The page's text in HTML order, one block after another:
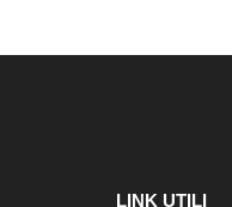
LINK UTILI